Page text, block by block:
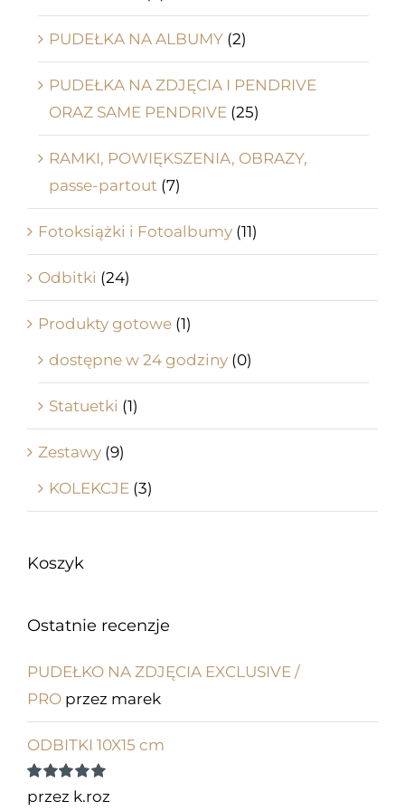
PUDEŁKA NA ALBUMY (2)
PUDEŁKA NA ZDJĘCIA I PENDRIVE
ORAZ SAME PENDRIVE (25)
RAMKI, POWIĘKSZENIA, OBRAZY,
passe-partout (7)
Fotoksiążki i Fotoalbumy (11)
Odbitki (24)
Produkty gotowe (1)
dostępne w 24 godziny (0)
Statuetki (1)
Zestawy (9)
KOLEKCJE (3)
Koszyk
Ostatnie recenzje
PUDEŁKO NA ZDJĘCIA EXCLUSIVE /
PRO przez marek
ODBITKI 10X15 cm
Oceniono5
przez k.roz